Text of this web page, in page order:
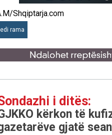
Shqiptarja.com
edi rama
i ditës:
kërkon të
gjatë